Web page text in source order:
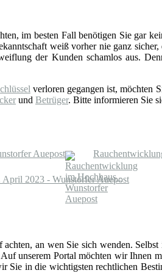
im besten Fall benötigen Sie gar
weiß vorher nie ganz
der Kunden schamlos aus.
verloren gegangen ist, möchten
und Betrüger. Bitte informieren Sie
Auepost
April 2023 - Wunstorfer Auepost
an wen Sie sich wenden.
unserem Portal möchten wir Ihnen
Sie in die wichtigsten rechtlichen